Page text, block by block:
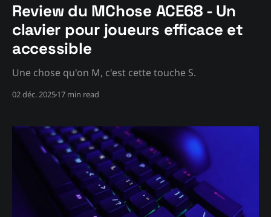
Review du MChose ACE68 - Un
clavier pour joueurs efficace et
accessible
Une chose qu'on M, c'est cette touche S.
02 déc. 202517 min read